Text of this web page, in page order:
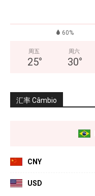
60%
周五
25°
周六
30°
汇率 Câmbio
CNY
USD